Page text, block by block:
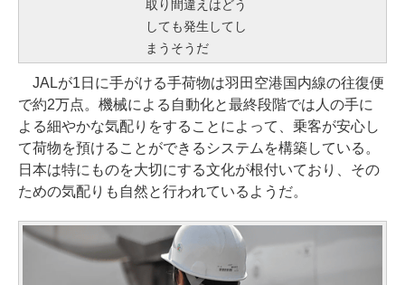
取り間違えはどう
しても発生してし
まうそうだ
JALが1日に手がける手荷物は羽田空港国内線の往復便
で約2万点。機械による自動化と最終段階では人の手に
よる細やかな気配りをすることによって、乗客が安心し
て荷物を預けることができるシステムを構築している。
日本は特にものを大切にする文化が根付いており、その
ための気配りも自然と行われているようだ。